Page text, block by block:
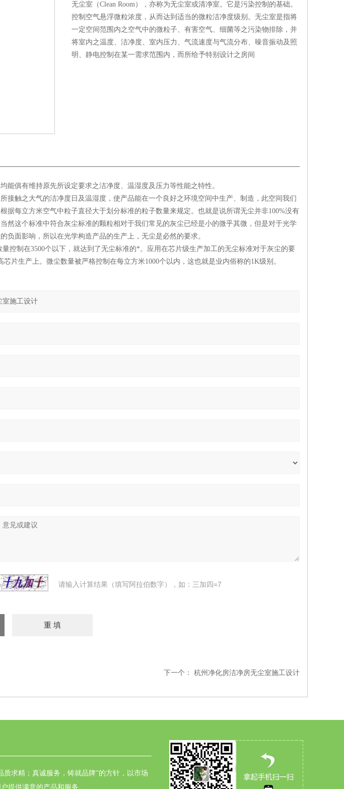
无尘室（Clean Room），亦称为无尘室或清净室。它是污染控制的基础。
控制空气悬浮微粒浓度，从而达到适当的微粒洁净度级别。无尘室是指将
一定空间范围内之空气中的微粒子、有害空气、细菌等之污染物排除，并
将室内之温度、洁净度、室内压力、气流速度与气流分布、噪音振动及照
明、静电控制在某一需求范围内，而所给予特别设计之房间
能俱有维持原先所设定要求之洁净度、温湿度及压力等性能之特性。
接触之大气的洁净度日及温湿度，使产品能在一个良好之环境空间中生产、制造，此空间我们
据每立方米空气中粒子直径大于划分标准的粒子数量来规定。也就是说所谓无尘并非100%没有
然这个标准中符合灰尘标准的颗粒相对于我们常见的灰尘已经是小的微乎其微，但是对于光学
负面影响，所以在光学构造产品的生产上，无尘是必然的要求。
控制在3500个以下，就达到了无尘标准的*。应用在芯片级生产加工的无尘标准对于灰尘的要
片生产上。微尘数量被严格控制在每立方米1000个以内，这也就是业内俗称的1K级别。
请输入计算结果（填写阿拉伯数字），如：三加四=7
下一个： 杭州净化房洁净房无尘室施工设计
质求精；真诚服务，铸就品牌”的方针，以市场
提供满意的产品和服务。